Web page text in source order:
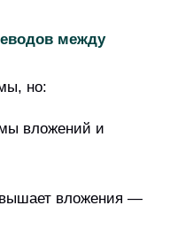
между
но:
вложений и
вложения —